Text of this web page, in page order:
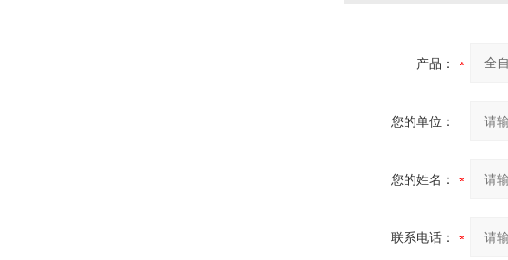
产品：
您的单位：
您的姓名：
联系电话：